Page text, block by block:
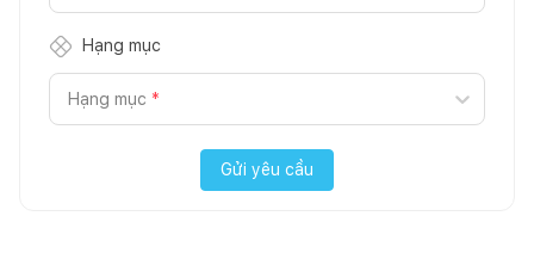
Hạng mục
Hạng mục *
Gửi yêu cầu